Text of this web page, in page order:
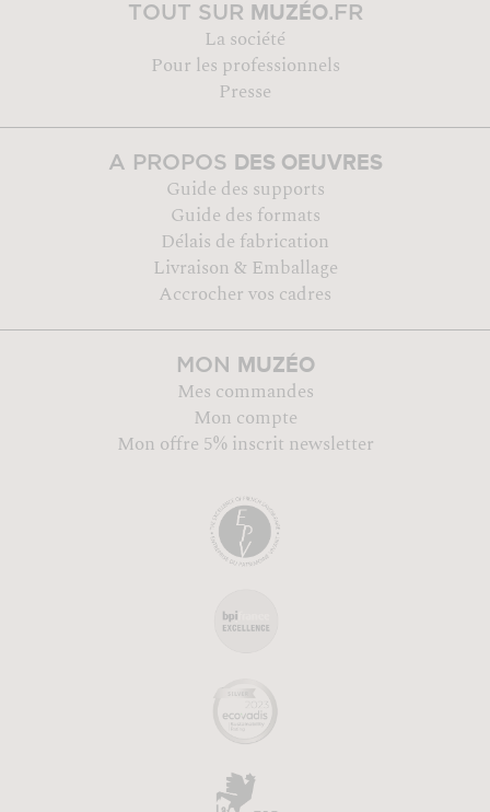
TOUT SUR MUZÉO.FR
La société
Pour les professionnels
Presse
A PROPOS DES OEUVRES
Guide des supports
Guide des formats
Délais de fabrication
Livraison & Emballage
Accrocher vos cadres
MON MUZÉO
Mes commandes
Mon compte
Mon offre 5% inscrit newsletter